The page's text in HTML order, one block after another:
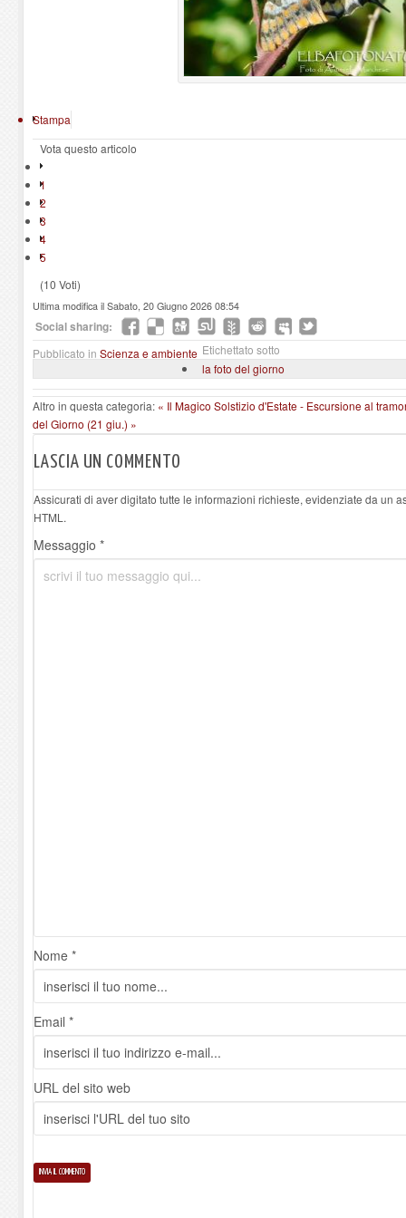
Stampa
Vota questo articolo
1
2
3
4
5
(10 Voti)
Ultima modifica il Sabato, 20 Giugno 2026 08:54
Social sharing:
Pubblicato in Scienza e ambiente Etichettato sotto
la foto del giorno
Altro in questa categoria: « Il Magico Solstizio d'Estate - Escursione al
del Giorno (21 giu.) »
LASCIA UN COMMENTO
Assicurati di aver digitato tutte le informazioni richieste, evidenziate da un
HTML.
Messaggio *
Nome *
Email *
URL del sito web